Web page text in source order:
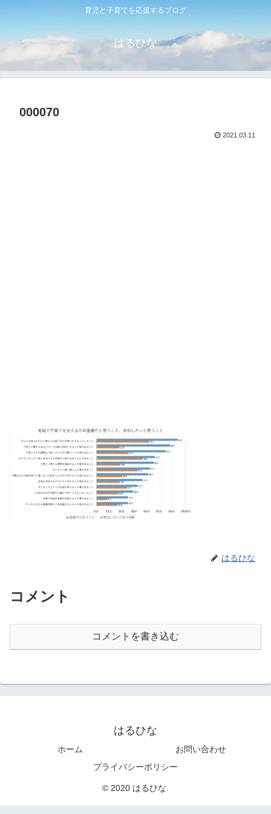
育児と子育てを応援するブログ
はるひな
000070
2021.03.11
はるひな
コメント
コメントを書き込む
はるひな
ホーム
お問い合わせ
プライバシーポリシー
© 2020 はるひな.